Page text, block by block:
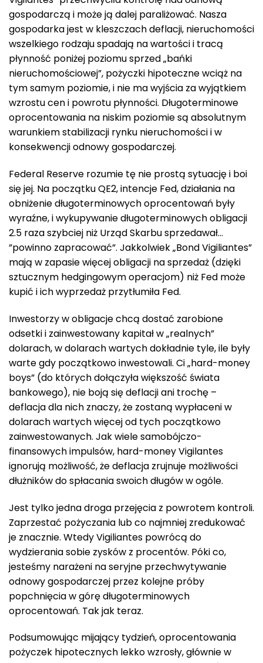
gospodarczą i może ją dalej paraliżować. Nasza
gospodarka jest w kleszczach deflacji, nieruchomości
wszelkiego rodzaju spadają na wartości i tracą
płynność poniżej poziomu sprzed „bańki
nieruchomościowej”, pożyczki hipoteczne wciąż na
tym samym poziomie, i nie ma wyjścia za wyjątkiem
wzrostu cen i powrotu płynności. Długoterminowe
oprocentowania na niskim poziomie są absolutnym
warunkiem stabilizacji rynku nieruchomości i w
konsekwencji odnowy gospodarczej.
Federal Reserve rozumie tę nie prostą sytuację i boi
się jej. Na początku QE2, intencje Fed, działania na
obniżenie długoterminowych oprocentowań były
wyraźne, i wykupywanie długoterminowych obligacji
2.5 raza szybciej niż Urząd Skarbu sprzedawał…
”powinno zapracować”. Jakkolwiek „Bond Vigiliantes”
mają w zapasie więcej obligacji na sprzedaż (dzięki
sztucznym hedgingowym operacjom) niż Fed może
kupić i ich wyprzedaż przytłumiła Fed.
Inwestorzy w obligacje chcą dostać zarobione
odsetki i zainwestowany kapitał w „realnych”
dolarach, w dolarach wartych dokładnie tyle, ile były
warte gdy początkowo inwestowali. Ci „hard-money
boys” (do których dołączyła większość świata
bankowego), nie boją się deflacji ani trochę –
deflacja dla nich znaczy, że zostaną wypłaceni w
dolarach wartych więcej od tych początkowo
zainwestowanych. Jak wiele samobójczo-
finansowych impulsów, hard-money Vigilantes
ignorują możliwość, że deflacja zrujnuje możliwości
dłużników do spłacania swoich długów w ogóle.
Jest tylko jedna droga przejęcia z powrotem kontroli.
Zaprzestać pożyczania lub co najmniej zredukować
je znacznie. Wtedy Vigiliantes powrócą do
wydzierania sobie zysków z procentów. Póki co,
jesteśmy narażeni na seryjne przechwytywanie
odnowy gospodarczej przez kolejne próby
popchnięcia w górę długoterminowych
oprocentowań. Tak jak teraz.
Podsumowując mijający tydzień, oprocentowania
pożyczek hipotecznych lekko wzrosły, głównie w